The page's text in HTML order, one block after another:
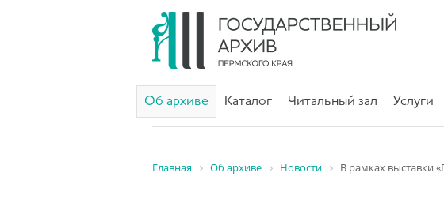
Об архиве Каталог Читальный зал Услуги
Главная Об архиве Новости В рамках выставки